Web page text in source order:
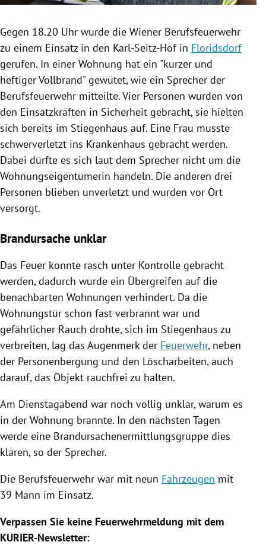
Untermenü
Gegen 18.20 Uhr wurde die Wiener Berufsfeuerwehr
zu einem Einsatz in den Karl-Seitz-Hof in Floridsdorf
gerufen. In einer Wohnung hat ein "kurzer und
heftigerVollbrand" gewütet, wie ein Sprecher der
Berufsfeuerwehr mitteilte. Vier Personen wurden von
den Einsatzkräften in Sicherheit gebracht, sie hielten
sich bereits im Stiegenhaus auf. Eine Frau musste
schwerverletzt ins Krankenhaus gebracht werden.
Dabei dürfte es sich laut dem Sprecher nicht um die
Wohnungseigentümerin handeln. Die anderen drei
Personen blieben unverletzt und wurden vor Ort
versorgt.
Brandursache unklar
Das Feuer konnte rasch unter Kontrolle gebracht
werden, dadurch wurde ein Übergreifen auf die
benachbarten Wohnungen verhindert. Da die
Wohnungstür schon fast verbrannt war und
gefährlicher Rauch drohte, sich im Stiegenhaus zu
verbreiten, lag das Augenmerk der Feuerwehr, neben
der Personenbergung und den Löscharbeiten, auch
darauf, das Objekt rauchfrei zu halten.
Am Dienstagabend war noch völlig unklar, warum es
in der Wohnung brannte. In den nächsten Tagen
werde eine Brandursachenermittlungsgruppe dies
klären, so der Sprecher.
Die Berufsfeuerwehr war mit neun Fahrzeugen mit
39 Mann im Einsatz.
Verpassen Sie keine Feuerwehrmeldung mit dem
KURIER-Newsletter: